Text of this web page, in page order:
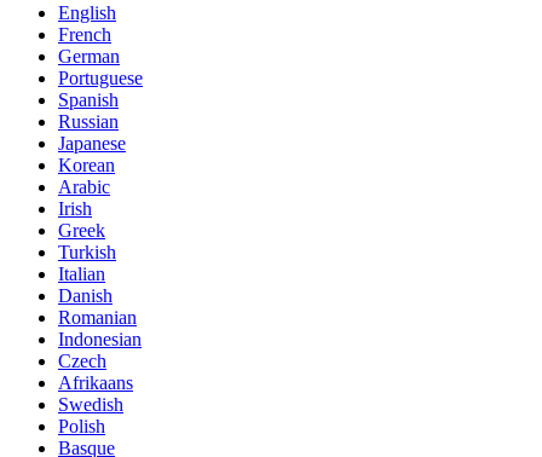
English
French
German
Portuguese
Spanish
Russian
Japanese
Korean
Arabic
Irish
Greek
Turkish
Italian
Danish
Romanian
Indonesian
Czech
Afrikaans
Swedish
Polish
Basque